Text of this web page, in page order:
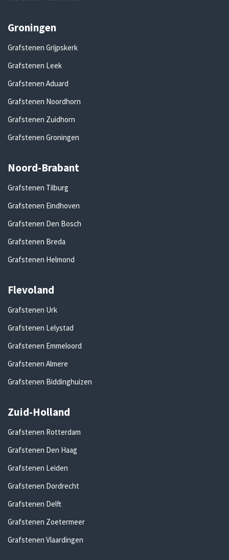
Groningen
Grafstenen Grijpskerk
Grafstenen Leek
Grafstenen Aduard
Grafstenen Noordhorn
Grafstenen Zuidhorn
Grafstenen Groningen
Noord-Brabant
Grafstenen Tilburg
Grafstenen Eindhoven
Grafstenen Den Bosch
Grafstenen Breda
Grafstenen Helmond
Flevoland
Grafstenen Urk
Grafstenen Lelystad
Grafstenen Emmeloord
Grafstenen Almere
Grafstenen Biddinghuizen
Zuid-Holland
Grafstenen Rotterdam
Grafstenen Den Haag
Grafstenen Leiden
Grafstenen Dordrecht
Grafstenen Delft
Grafstenen Zoetermeer
Grafstenen Vlaardingen